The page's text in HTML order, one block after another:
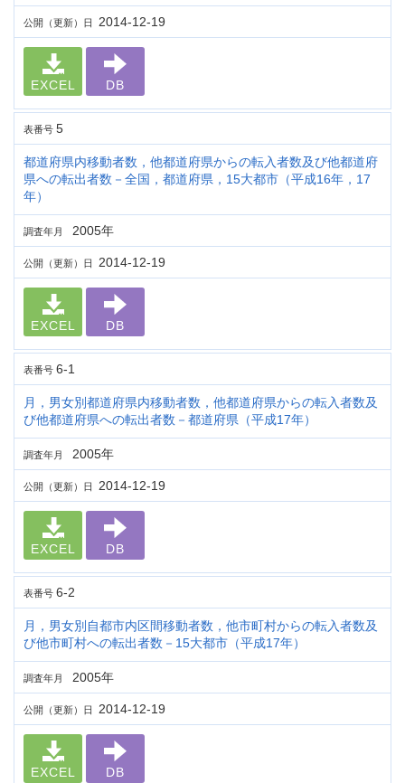
公開（更新）日 2014-12-19
EXCEL DB
表番号 5
都道府県内移動者数，他都道府県からの転入者数及び他都道府
県への転出者数－全国，都道府県，15大都市（平成16年，17
年）
調査年月 2005年
公開（更新）日 2014-12-19
EXCEL DB
表番号 6-1
月，男女別都道府県内移動者数，他都道府県からの転入者数及
び他都道府県への転出者数－都道府県（平成17年）
調査年月 2005年
公開（更新）日 2014-12-19
EXCEL DB
表番号 6-2
月，男女別自都市内区間移動者数，他市町村からの転入者数及
び他市町村への転出者数－15大都市（平成17年）
調査年月 2005年
公開（更新）日 2014-12-19
EXCEL DB